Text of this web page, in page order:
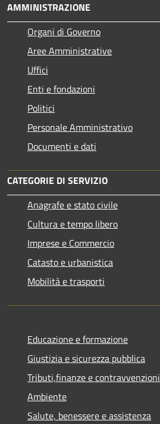
AMMINISTRAZIONE
Organi di Governo
Aree Amministrative
Uffici
Enti e fondazioni
Politici
Personale Amministrativo
Documenti e dati
CATEGORIE DI SERVIZIO
Anagrafe e stato civile
Cultura e tempo libero
Imprese e Commercio
Catasto e urbanistica
Mobilità e trasporti
Educazione e formazione
Giustizia e sicurezza pubblica
Tributi,finanze e contravvenzioni
Ambiente
Salute, benessere e assistenza